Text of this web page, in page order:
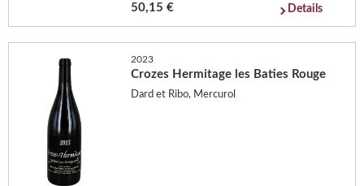
50,15 € Details
2023
Crozes Hermitage les Baties Rouge
Dard et Ribo, Mercurol